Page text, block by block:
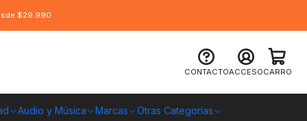
CONTACTOACCESOCARRO
Audio y Música Marcas Otras Categorías
$29.990
En 1 Tipo C a Usb, HDMI, PD, SD/TF
CHILE